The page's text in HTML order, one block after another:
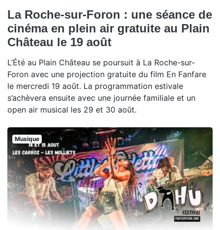
La Roche-sur-Foron : une séance de
cinéma en plein air gratuite au Plain
Château le 19 août
L’Été au Plain Château se poursuit à La Roche-sur-
Foron avec une projection gratuite du film En Fanfare
le mercredi 19 août. La programmation estivale
s’achèvera ensuite avec une journée familiale et un
open air musical les 29 et 30 août.
Musique